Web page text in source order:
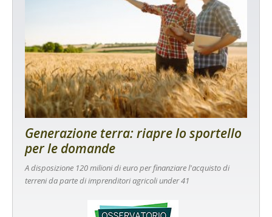
Generazione terra: riapre lo sportello
per le domande
A disposizione 120 milioni di euro per finanziare l'acquisto di
terreni da parte di imprenditori agricoli under 41